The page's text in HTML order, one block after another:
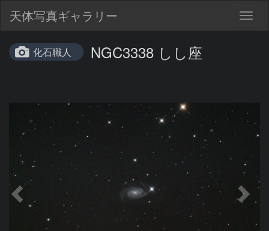
天体写真ギャラリー
化石職人 NGC3338 しし座